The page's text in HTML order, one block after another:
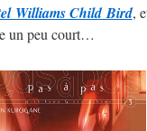
Williams Child Bird,
un peu court…